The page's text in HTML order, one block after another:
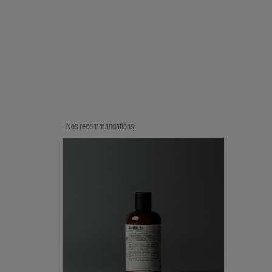
Nos recommandations: